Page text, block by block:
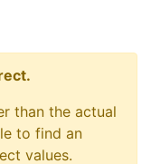
than the actual
to find an
values.